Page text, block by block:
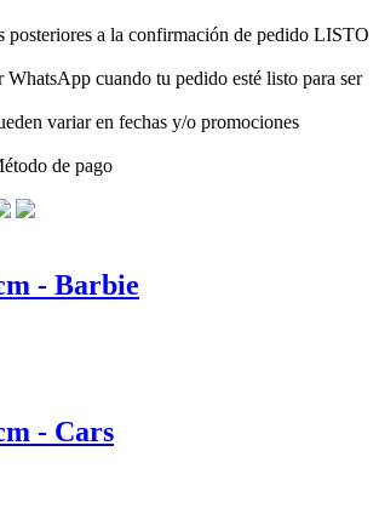
posteriores a la confirmación de pedido LISTO
WhatsApp cuando tu pedido esté listo para ser
variar en fechas y/o promociones
de pago
- Barbie
- Cars